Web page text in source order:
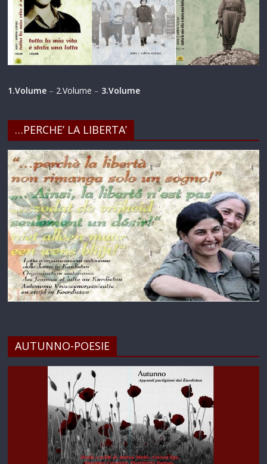
1.Volume – 2.Volume – 3.Volume
…PERCHE’ LA LIBERTA’
AUTUNNO-POESIE